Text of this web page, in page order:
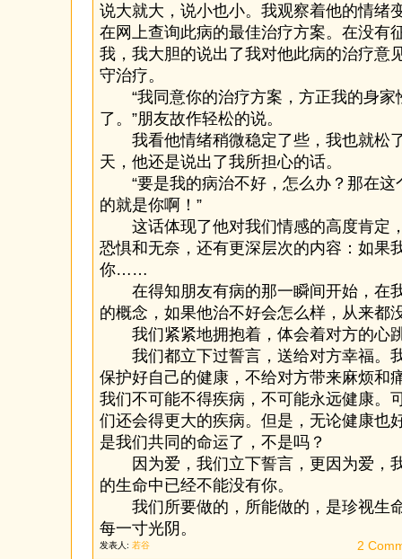
说大就大，说小也小。我观察着他的情绪
在网上查询此病的最佳治疗方案。在没有
我，我大胆的说出了我对他此病的治疗意
守治疗。
“我同意你的治疗方案，方正我的身家
了。”朋友故作轻松的说。
我看他情绪稍微稳定了些，我也就松
天，他还是说出了我所担心的话。
“要是我的病治不好，怎么办？那在这
的就是你啊！”
这话体现了他对我们情感的高度肯定
恐惧和无奈，还有更深层次的内容：如果
你……
在得知朋友有病的那一瞬间开始，在
的概念，如果他治不好会怎么样，从来都
我们紧紧地拥抱着，体会着对方的心
我们都立下过誓言，送给对方幸福。
保护好自己的健康，不给对方带来麻烦和
我们不可能不得疾病，不可能永远健康。
们还会得更大的疾病。但是，无论健康也
是我们共同的命运了，不是吗？
因为爱，我们立下誓言，更因为爱，
的生命中已经不能没有你。
我们所要做的，所能做的，是珍视生
每一寸光阴。
发表人: 若谷 2